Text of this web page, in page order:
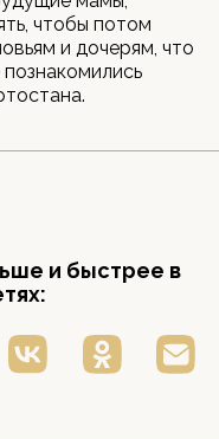
чтобы потом
и дочерям, что
и быстрее в